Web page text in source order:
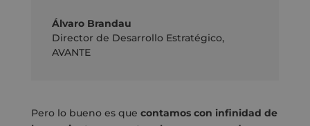
Álvaro Brandau
Director de Desarrollo Estratégico,
AVANTE
Pero lo bueno es que contamos con infinidad de